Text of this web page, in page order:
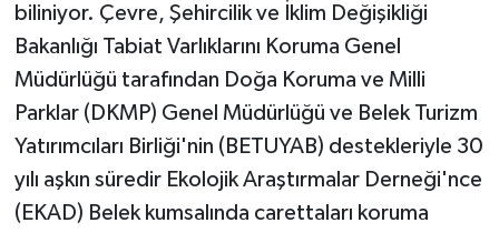
biliniyor. Çevre, Şehircilik ve İklim Değişikliği
Bakanlığı Tabiat Varlıklarını Koruma Genel
Müdürlüğü tarafından Doğa Koruma ve Milli
Parklar (DKMP) Genel Müdürlüğü ve Belek Turizm
Yatırımcıları Birliği'nin (BETUYAB) destekleriyle 30
yılı aşkın süredir Ekolojik Araştırmalar Derneği'nce
(EKAD) Belek kumsalında carettaları koruma
Spor
Vasıta
Yaşam